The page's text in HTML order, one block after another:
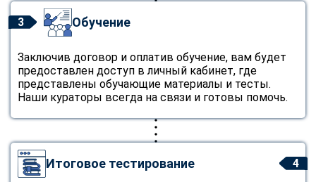
3 Обучение
Заключив договор и оплатив обучение, вам будет
предоставлен доступ в личный кабинет, где
представлены обучающие материалы и тесты.
Наши кураторы всегда на связи и готовы помочь.
4
Итоговое тестирование